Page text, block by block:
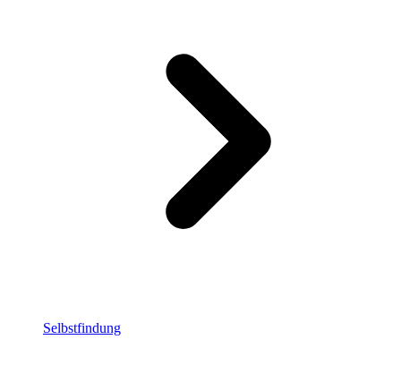
Selbstfindung